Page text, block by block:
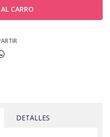
DETALLES